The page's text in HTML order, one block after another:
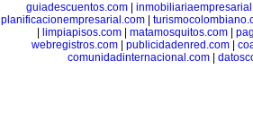
guiadescuentos.com
planificacionempresarial.com
limpiapisos.com| matamosquitos.com|
webregistros.com| publicidadenred.com|
comunidadinternacional.com|